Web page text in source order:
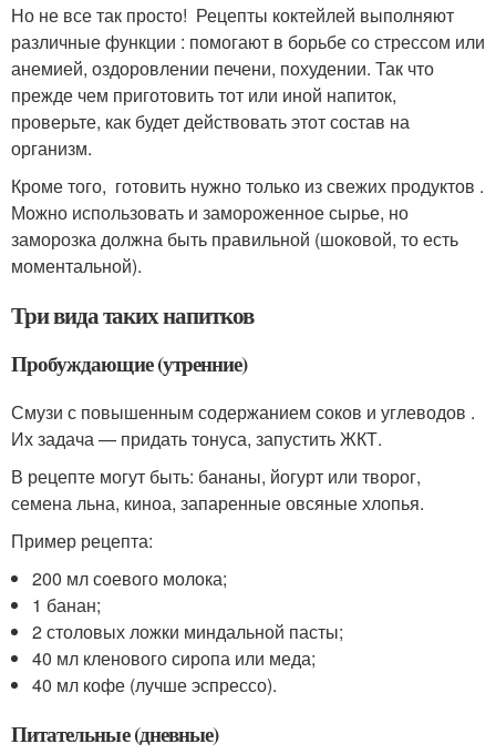
Но не все так просто! Рецепты коктейлей выполняют
различные функции : помогают в борьбе со стрессом или
анемией, оздоровлении печени, похудении. Так что
прежде чем приготовить тот или иной напиток,
проверьте, как будет действовать этот состав на
организм.
Кроме того, готовить нужно только из свежих продуктов .
Можно использовать и замороженное сырье, но
заморозка должна быть правильной (шоковой, то есть
моментальной).
Три вида таких напитков
Пробуждающие (утренние)
Смузи с повышенным содержанием соков и углеводов .
Их задача — придать тонуса, запустить ЖКТ.
В рецепте могут быть: бананы, йогурт или творог,
семена льна, киноа, запаренные овсяные хлопья.
Пример рецепта:
200 мл соевого молока;
1 банан;
2 столовых ложки миндальной пасты;
40 мл кленового сиропа или меда;
40 мл кофе (лучше эспрессо).
Питательные (дневные)